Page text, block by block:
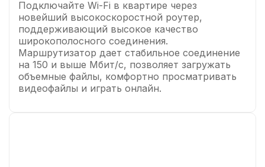
Подключайте Wi-Fi в квартире через
новейший высокоскоростной роутер,
поддерживающий высокое качество
широкополосного соединения.
Маршрутизатор дает стабильное соединение
на 150 и выше Мбит/с, позволяет загружать
объемные файлы, комфортно просматривать
видеофайлы и играть онлайн.